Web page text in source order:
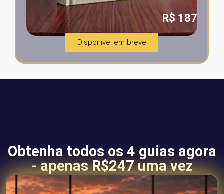
R$ 187
Disponível em breve
Obtenha todos os 4 guias agora
- apenas R$247 uma vez